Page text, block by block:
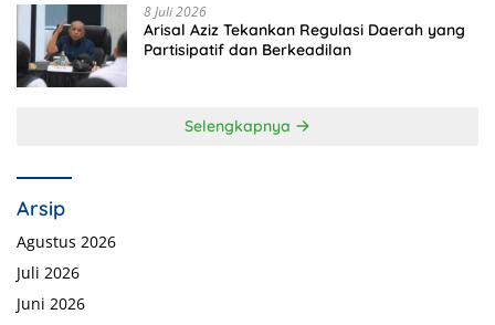
8 Juli 2026
Arisal Aziz Tekankan Regulasi Daerah yang
Partisipatif dan Berkeadilan
Selengkapnya
Arsip
Agustus 2026
Juli 2026
Juni 2026